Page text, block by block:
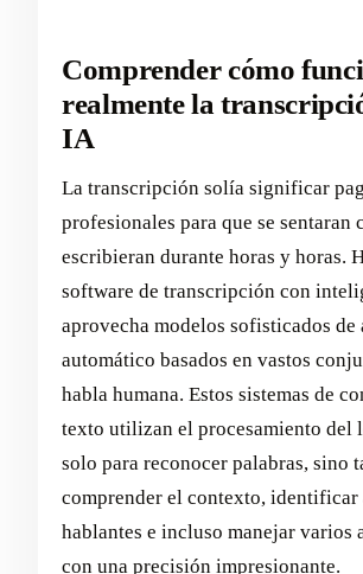
Comprender cómo
realmente la
IA
La transcripción solía significar
profesionales para que se sentaran
escribieran durante horas y horas.
software de transcripción con
aprovecha modelos sofisticados de
automático basados en vastos
habla humana. Estos sistemas de
texto utilizan el procesamiento del
solo para reconocer palabras, sino
comprender el contexto, identificar
hablantes e incluso manejar varios
con una precisión impresionante.